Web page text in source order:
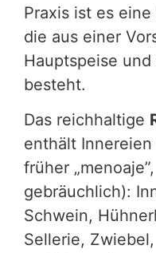
Praxis ist es
die aus einer
Hauptspeise
besteht.
Das reichhaltige
enthält Innereien
früher
gebräuchlich):
Schwein,
Sellerie,